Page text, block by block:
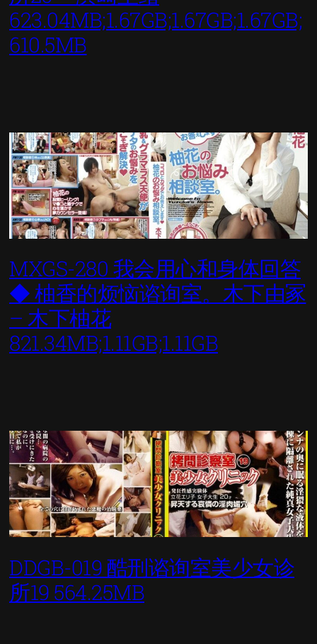
623.04MB;1.67GB;1.67GB;1.67GB;
610.5MB
MXGS-280 我会用心和身体回答
◆ 柚香的烦恼谘询室。木下由冢
– 木下柚花
821.34MB;1.11GB;1.11GB
DDGB-019 酷刑谘询室美少女诊
所19 564.25MB